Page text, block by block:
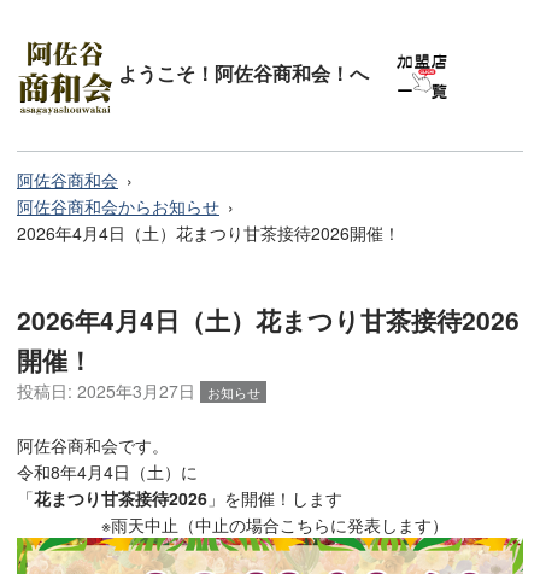
ようこそ！阿佐谷商和会！へ
阿佐谷商和会
阿佐谷商和会からお知らせ
2026年4月4日（土）花まつり甘茶接待2026開催！
2026年4月4日（土）花まつり甘茶接待2026
開催！
投稿日: 2025年3月27日 お知らせ
阿佐谷商和会です。
令和8年4月4日（土）に
「花まつり甘茶接待2026 」を開催！します
※雨天中止（中止の場合こちらに発表します）